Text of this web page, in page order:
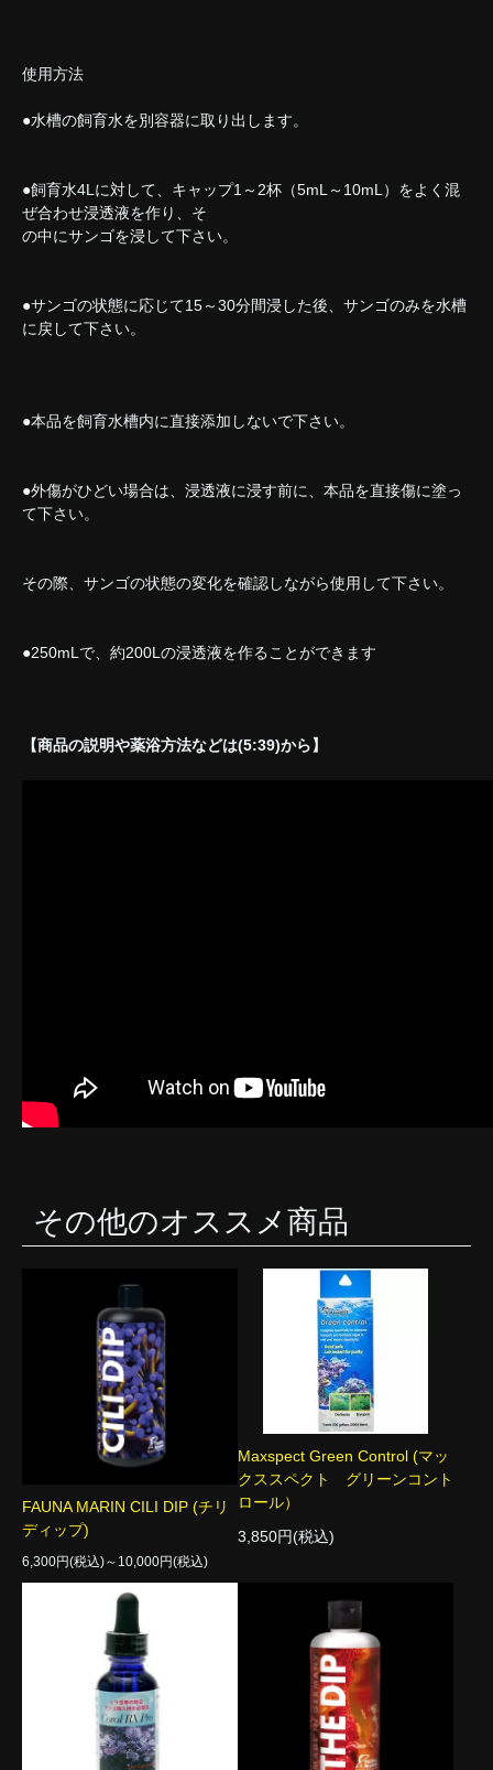
使用方法
●水槽の飼育水を別容器に取り出します。
●飼育水4Lに対して、キャップ1～2杯（5mL～10mL）をよく混
ぜ合わせ浸透液を作り、そ
の中にサンゴを浸して下さい。
●サンゴの状態に応じて15～30分間浸した後、サンゴのみを水槽
に戻して下さい。
●本品を飼育水槽内に直接添加しないで下さい。
●外傷がひどい場合は、浸透液に浸す前に、本品を直接傷に塗っ
て下さい。
その際、サンゴの状態の変化を確認しながら使用して下さい。
●250mLで、約200Lの浸透液を作ることができます
【商品の説明や薬浴方法などは(5:39)から】
その他のオススメ商品
FAUNA MARIN CILI DIP (チリ
ディップ)
6,300円(税込)～10,000円(税込)
Maxspect Green Control (マッ
クススペクト グリーンコント
ロール）
3,850円(税込)